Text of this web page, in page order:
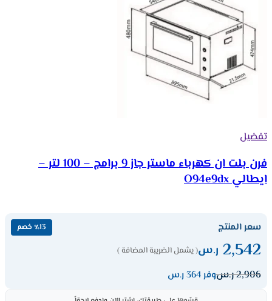
تفضيل
فرن بلت ان كهرباء ماستر جاز 9 برامج – 100 لتر –
ايطالي O94e9dx
سعر المنتج ٪13 خصم
2,542 ر.س( يشمل الضريبة المضافة )
2,906ر.سوفر 364 ر.س